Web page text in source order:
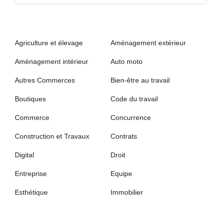
Agriculture et élevage Aménagement extérieur
Aménagement intérieur Auto moto
Autres Commerces Bien-être au travail
Boutiques Code du travail
Commerce Concurrence
Construction et Travaux Contrats
Digital Droit
Entreprise Equipe
Esthétique Immobilier